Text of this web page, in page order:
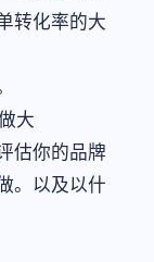
转化率的大
大
估你的品牌
。以及以什